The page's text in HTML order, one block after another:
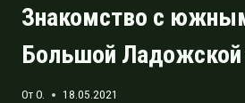
Знакомство с
Большой
ОтO. 18.05.2021